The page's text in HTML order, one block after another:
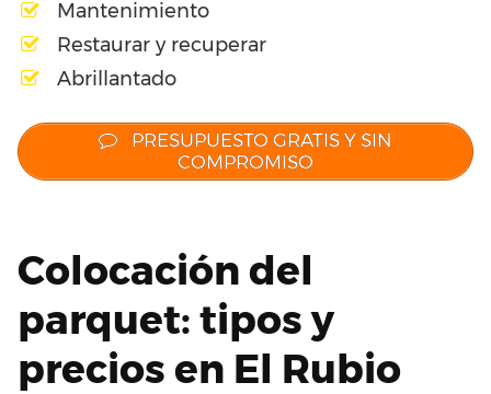
Mantenimiento
Restaurar y recuperar
Abrillantado
PRESUPUESTO GRATIS Y SIN
COMPROMISO
Colocación del
parquet: tipos y
precios en El Rubio